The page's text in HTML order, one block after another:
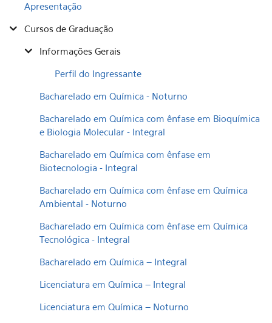
Apresentação
Cursos de Graduação
Informações Gerais
Perfil do Ingressante
Bacharelado em Química - Noturno
Bacharelado em Química com ênfase em Bioquímica
e Biologia Molecular - Integral
Bacharelado em Química com ênfase em
Biotecnologia - Integral
Bacharelado em Química com ênfase em Química
Ambiental - Noturno
Bacharelado em Química com ênfase em Química
Tecnológica - Integral
Bacharelado em Química – Integral
Licenciatura em Química – Integral
Licenciatura em Química – Noturno